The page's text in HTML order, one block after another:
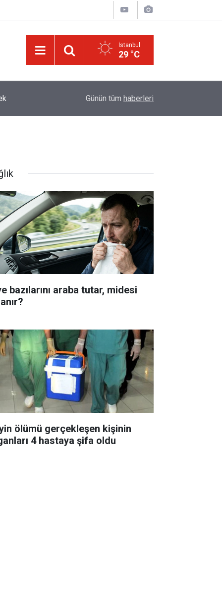
İstanbul
29 °C
Çile çekilen yol!
Günün tüm haberleri
bazılarını araba tutar, midesi
ölümü gerçekleşen kişinin
4 hastaya şifa oldu